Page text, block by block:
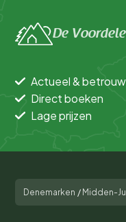
De
Actueel &
Direct boeken
Lage prijzen
Denemarken / Midden-